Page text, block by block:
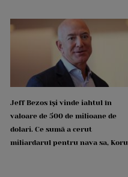
Jeff Bezos își vinde iahtul în
valoare de 500 de milioane de
dolari. Ce sumă a cerut
miliardarul pentru nava sa, Koru